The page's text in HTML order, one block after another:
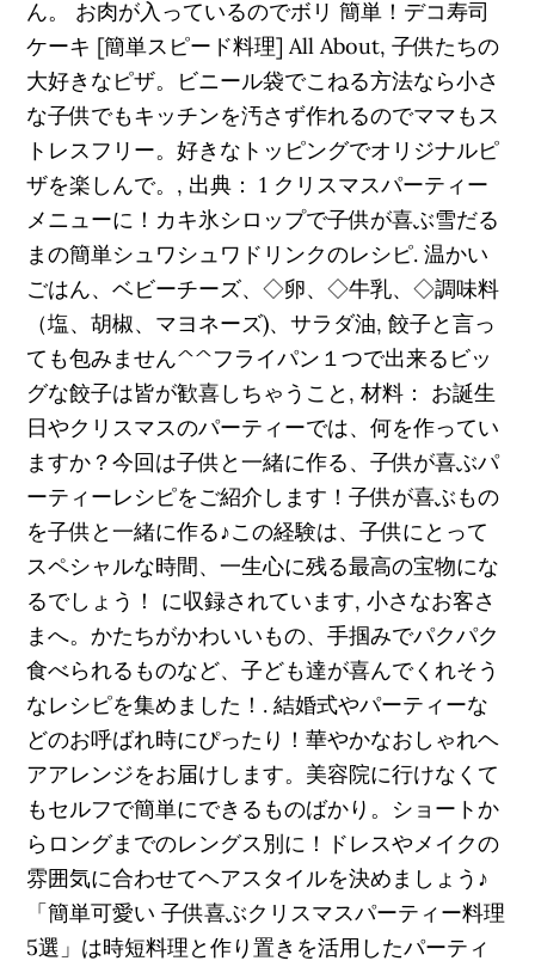
ん。 お肉が入っているのでボリ 簡単！デコ寿司
ケーキ [簡単スピード料理] All About, 子供たちの
大好きなピザ。ビニール袋でこねる方法なら小さ
な子供でもキッチンを汚さず作れるのでママもス
トレスフリー。好きなトッピングでオリジナルピ
ザを楽しんで。, 出典： 1 クリスマスパーティー
メニューに！カキ氷シロップで子供が喜ぶ雪だる
まの簡単シュワシュワドリンクのレシピ. 温かい
ごはん、ベビーチーズ、◇卵、◇牛乳、◇調味料
（塩、胡椒、マヨネーズ)、サラダ油, 餃子と言っ
ても包みません^^フライパン１つで出来るビッ
グな餃子は皆が歓喜しちゃうこと, 材料： お誕生
日やクリスマスのパーティーでは、何を作ってい
ますか？今回は子供と一緒に作る、子供が喜ぶパ
ーティーレシピをご紹介します！子供が喜ぶもの
を子供と一緒に作る♪この経験は、子供にとって
スペシャルな時間、一生心に残る最高の宝物にな
るでしょう！ に収録されています, 小さなお客さ
まへ。かたちがかわいいもの、手掴みでパクパク
食べられるものなど、子ども達が喜んでくれそう
なレシピを集めました！. 結婚式やパーティーな
どのお呼ばれ時にぴったり！華やかなおしゃれヘ
アアレンジをお届けします。美容院に行けなくて
もセルフで簡単にできるものばかり。ショートか
らロングまでのレングス別に！ドレスやメイクの
雰囲気に合わせてヘアスタイルを決めましょう♪
「簡単可愛い 子供喜ぶクリスマスパーティー料理
5選」は時短料理と作り置きを活用したパーティ